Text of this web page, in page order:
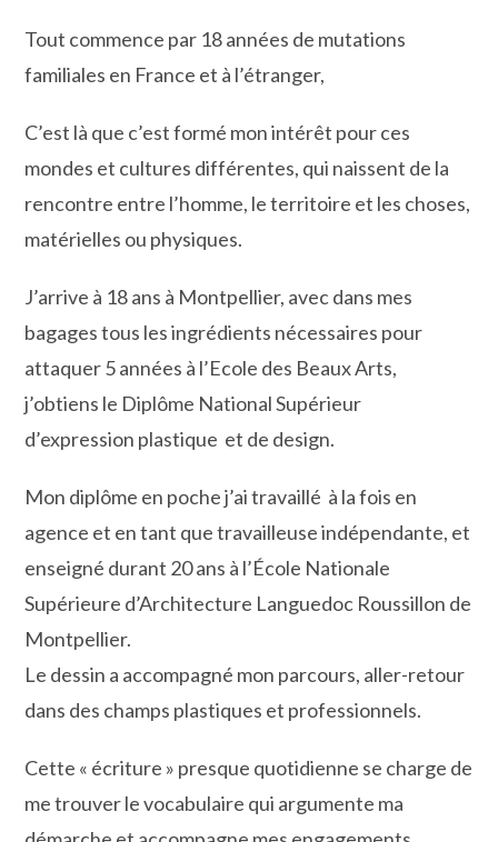
Tout commence par 18 années de mutations
familiales en France et à l’étranger,
C’est là que c’est formé mon intérêt pour ces
mondes et cultures différentes, qui naissent de la
rencontre entre l’homme, le territoire et les choses,
matérielles ou physiques.
J’arrive à 18 ans à Montpellier, avec dans mes
bagages tous les ingrédients nécessaires pour
attaquer 5 années à l’Ecole des Beaux Arts,
j’obtiens le Diplôme National Supérieur
d’expression plastique et de design.
Mon diplôme en poche j’ai travaillé à la fois en
agence et en tant que travailleuse indépendante, et
enseigné durant 20 ans à l’École Nationale
Supérieure d’Architecture Languedoc Roussillon de
Montpellier.
Le dessin a accompagné mon parcours, aller-retour
dans des champs plastiques et professionnels.
Cette « écriture » presque quotidienne se charge de
me trouver le vocabulaire qui argumente ma